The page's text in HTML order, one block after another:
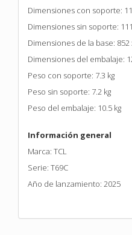
Dimensiones con soporte:
Dimensiones sin soporte:
Dimensiones de la base: 852
Dimensiones del embalaje:
Peso con soporte: 7.3 kg
Peso sin soporte: 7.2 kg
Peso del embalaje: 10.5 kg
Información general
Marca: TCL
Serie: T69C
Año de lanzamiento: 2025